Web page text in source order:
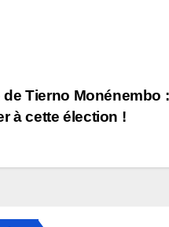
de Tierno Monénembo
à cette élection !